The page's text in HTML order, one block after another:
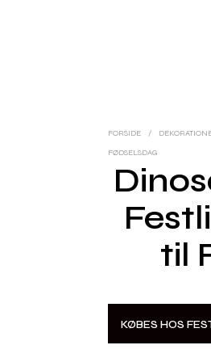
FORSIDE /
FØDSELSDAG
til
KØBES HOS